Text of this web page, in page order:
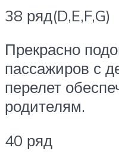
38 ряд(D,E,F,G)
Прекрасно
пассажиров с
перелет
родителям.
40 ряд